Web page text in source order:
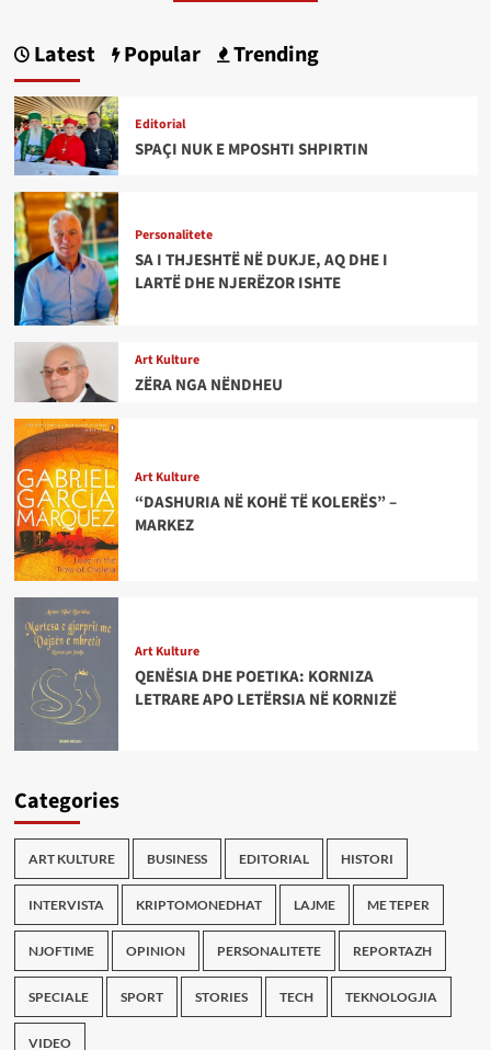
Latest Popular Trending
Editorial
SPAÇI NUK E MPOSHTI SHPIRTIN
Personalitete
SA I THJESHTË NË DUKJE, AQ DHE I
LARTË DHE NJERËZOR ISHTE
Art Kulture
ZËRA NGA NËNDHEU
Art Kulture
“DASHURIA NË KOHË TË KOLERËS” –
MARKEZ
Art Kulture
QENËSIA DHE POETIKA: KORNIZA
LETRARE APO LETËRSIA NË KORNIZË
Categories
ART KULTURE BUSINESS EDITORIAL HISTORI
INTERVISTA KRIPTOMONEDHAT LAJME ME TEPER
NJOFTIME OPINION PERSONALITETE REPORTAZH
SPECIALE SPORT STORIES TECH TEKNOLOGJIA
VIDEO